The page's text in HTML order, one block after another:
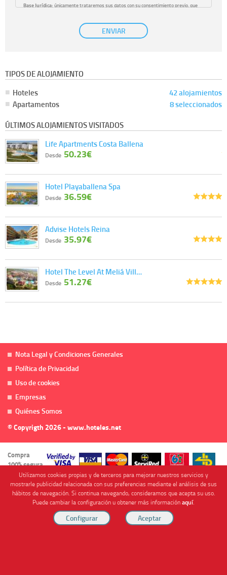
Base Jurídica: únicamente trataremos sus datos con su consentimiento previo, que
con carácter general, sólo el personal de nuestra entidad que esté
debidamente autorizado podrá tener conocimiento de la información que le pedimos.
No se comunicarán datos a terceros.
sobre cómo tratamos sus datos en la
ENVIAR
TIPOS DE ALOJAMIENTO
Hoteles
42 alojamientos
Apartamentos
8 seleccionados
ÚLTIMOS ALOJAMIENTOS VISITADOS
Life Apartments Costa Ballena
Desde 50.23€
Hotel Playaballena Spa
Desde 36.59€
Advise Hotels Reina
Desde 35.97€
Hotel The Level At Meliá Vill…
Desde 51.27€
Nota Legal y Condiciones Generales
Política de Privacidad
Uso de cookies
Empresas
Quiénes Somos
© Copyrigth 2026 - www.hoteles.net
Compra
100% segura
Cofinanciado por
Utilizamos cookies propias y de terceros para mejorar nuestros servicios y
mostrarle publicidad relacionada con sus preferencias mediante el análisis de sus
hábitos de navegación. Si continua navegando, consideramos que acepta su uso.
Puede cambiar la configuración u obtener más informaciónaquí.